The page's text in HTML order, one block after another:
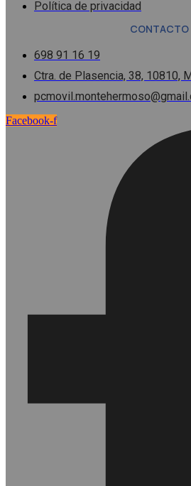
Política de privacidad
CONTACTO
698 91 16 19
Ctra. de Plasencia, 38, 10810,
Facebook-f